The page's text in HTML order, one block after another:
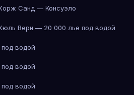
Санд — Консуэло
Верн — 20 000 лье под водой
водой
водой
водой